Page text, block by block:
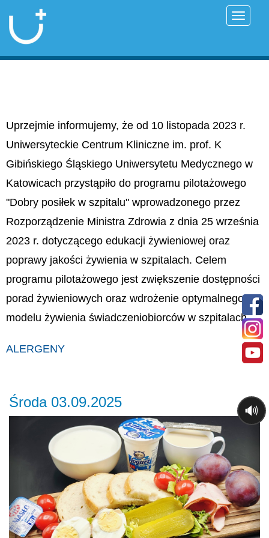
Uprzejmie informujemy, że od 10 listopada 2023 r.
Uniwersyteckie Centrum Kliniczne im. prof. K
Gibińskiego Śląskiego Uniwersytetu Medycznego w
Katowicach przystąpiło do programu pilotażowego
"Dobry posiłek w szpitalu" wprowadzonego przez
Rozporządzenie Ministra Zdrowia z dnia 25 września
2023 r. dotyczącego edukacji żywieniowej oraz
poprawy jakości żywienia w szpitalach. Celem
programu pilotażowego jest zwiększenie dostępności
porad żywieniowych oraz wdrożenie optymalnego
modelu żywienia świadczeniobiorców w szpitalach.
ALERGENY
Środa 03.09.2025
🔊